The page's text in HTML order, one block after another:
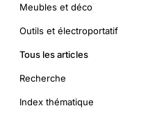
Meubles et déco
Outils et électroportatif
Tous les articles
Recherche
Index thématique